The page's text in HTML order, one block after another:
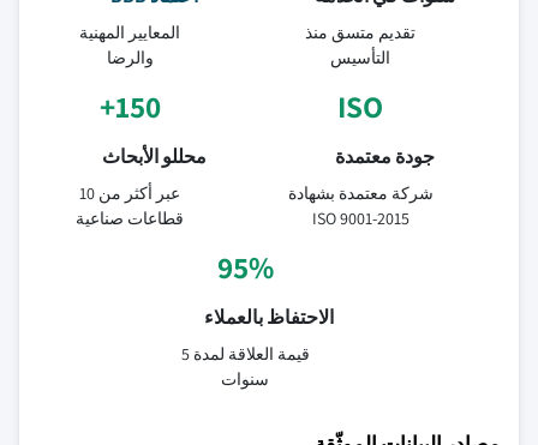
تقديم متسق منذ
التأسيس
المعايير المهنية
والرضا
ISO
جودة معتمدة
شركة معتمدة بشهادة
ISO 9001-2015
150+
محللو الأبحاث
عبر أكثر من 10
قطاعات صناعية
95%
الاحتفاظ بالعملاء
قيمة العلاقة لمدة 5
سنوات